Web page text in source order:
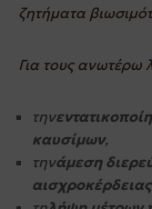
ζητήματα
Για τους ανωτέρω
την
καυσίμων,
τηνάμεση